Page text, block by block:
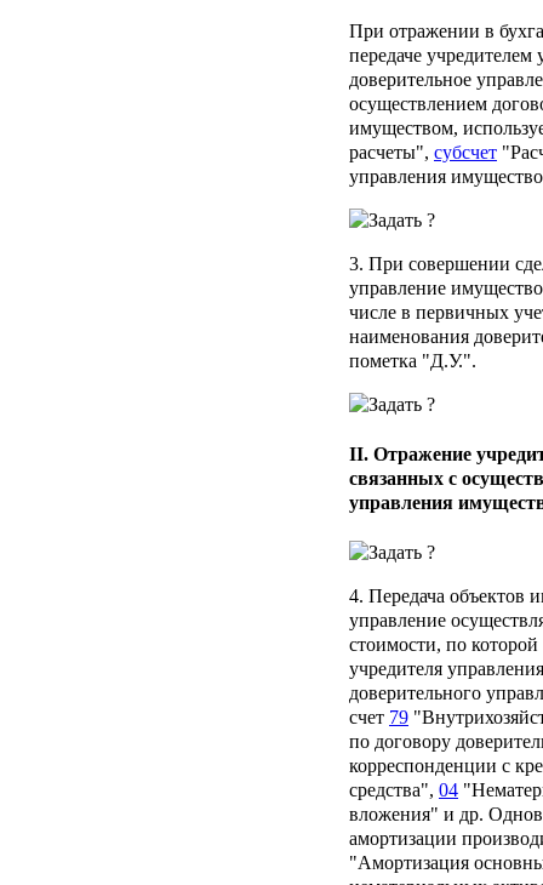
При отражении в
передаче
доверительное
осуществлением
имуществом,
расчеты", субсчет
управления
3. При совершении
управление
числе в первичных
наименования
пометка "Д.У.".
II. Отражение
связанных с
управления
4. Передача объектов
управление
стоимости, по которой
учредителя
доверительного
счет 79
по договору
корреспонденции с
средства", 04
вложения" и др.
амортизации
"Амортизация